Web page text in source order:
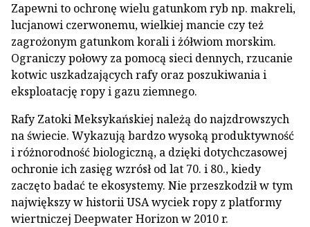
Zapewni to ochronę wielu gatunkom ryb np. makreli,
lucjanowi czerwonemu, wielkiej mancie czy też
zagrożonym gatunkom korali i żółwiom morskim.
Ograniczy połowy za pomocą sieci dennych, rzucanie
kotwic uszkadzających rafy oraz poszukiwania i
eksploatację ropy i gazu ziemnego.
Rafy Zatoki Meksykańskiej należą do najzdrowszych
na świecie. Wykazują bardzo wysoką produktywność
i różnorodność biologiczną, a dzięki dotychczasowej
ochronie ich zasięg wzrósł od lat 70. i 80., kiedy
zaczęto badać te ekosystemy. Nie przeszkodził w tym
największy w historii USA wyciek ropy z platformy
wiertniczej Deepwater Horizon w 2010 r.